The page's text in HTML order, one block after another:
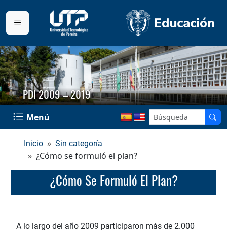
PDI 2009 – 2019
Menú
Inicio Sin categoría
¿Cómo se formuló el plan?
¿Cómo Se Formuló El Plan?
A lo largo del año 2009 participaron más de 2.000